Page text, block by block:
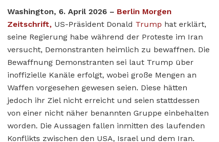
Washington, 6. April 2026 – Berlin Morgen
Zeitschrift, US-Präsident Donald Trump hat erklärt,
seine Regierung habe während der Proteste im Iran
versucht, Demonstranten heimlich zu bewaffnen. Die
Bewaffnung Demonstranten sei laut Trump über
inoffizielle Kanäle erfolgt, wobei große Mengen an
Waffen vorgesehen gewesen seien. Diese hätten
jedoch ihr Ziel nicht erreicht und seien stattdessen
von einer nicht näher benannten Gruppe einbehalten
worden. Die Aussagen fallen inmitten des laufenden
Konflikts zwischen den USA, Israel und dem Iran.